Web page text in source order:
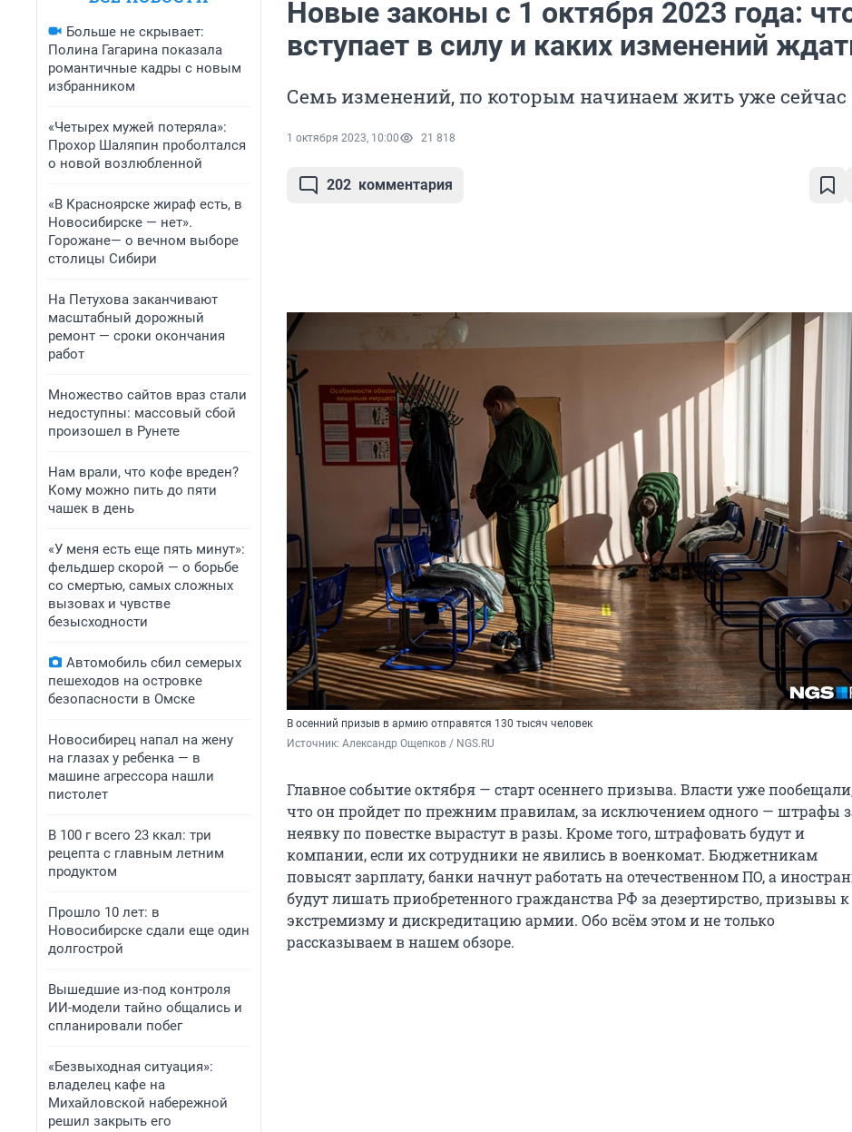
Больше не скрывает:
Полина Гагарина показала
романтичные кадры с новым
избранником
«Четырех мужей потеряла»:
Прохор Шаляпин проболтался
о новой возлюбленной
«В Красноярске жираф есть, в
Новосибирске — нет».
Горожане— о вечном выборе
столицы Сибири
На Петухова заканчивают
масштабный дорожный
ремонт — сроки окончания
работ
Множество сайтов враз стали
недоступны: массовый сбой
произошел в Рунете
Нам врали, что кофе вреден?
Кому можно пить до пяти
чашек в день
«У меня есть еще пять минут»:
фельдшер скорой — о борьбе
со смертью, самых сложных
вызовах и чувстве
безысходности
Автомобиль сбил семерых
пешеходов на островке
безопасности в Омске
Новосибирец напал на жену
на глазах у ребенка — в
машине агрессора нашли
пистолет
В 100 г всего 23 ккал: три
рецепта с главным летним
продуктом
Прошло 10 лет: в
Новосибирске сдали еще один
долгострой
Вышедшие из-под контроля
ИИ-модели тайно общались и
спланировали побег
«Безвыходная ситуация»:
владелец кафе на
Михайловской набережной
решил закрыть его
Новые законы с 1 октября 2023 года:
вступает в силу и каких изменений
Семь изменений, по которым начинаем жить уже сейчас
1 октября 2023, 10:00 21 818
202 комментария
В осенний призыв в армию отправятся 130 тысяч человек
Источник: Александр Ощепков / NGS.RU
Главное событие октября — старт осеннего призыва. Власти уже
что он пройдет по прежним правилам, за исключением одного — штрафы
неявку по повестке вырастут в разы. Кроме того, штрафовать будут и
компании, если их сотрудники не явились в военкомат. Бюджетникам
повысят зарплату, банки начнут работать на отечественном ПО, а
будут лишать приобретенного гражданства РФ за дезертирство, призывы к
экстремизму и дискредитацию армии. Обо всём этом и не только
рассказываем в нашем обзоре.